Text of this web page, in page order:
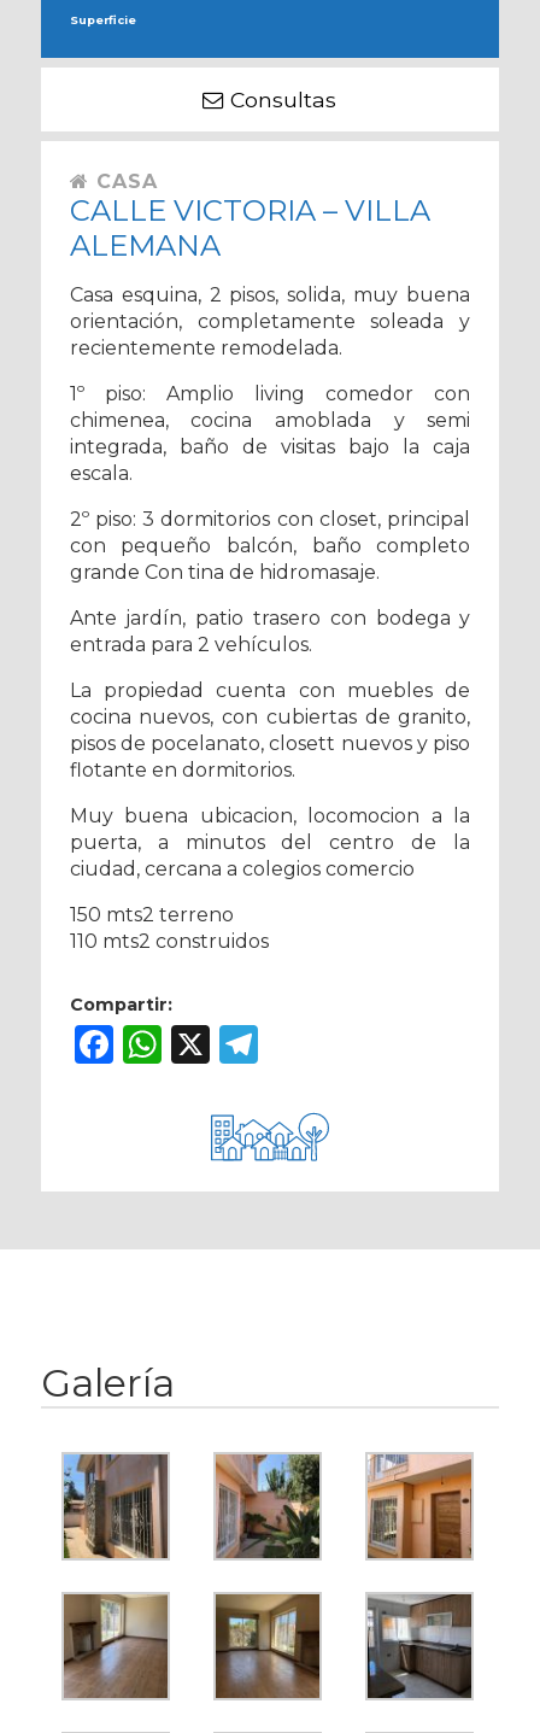
Superficie
Consultas
CASA
CALLE VICTORIA – VILLA
ALEMANA
Casa esquina, 2 pisos, solida, muy buena
orientación, completamente soleada y
recientemente remodelada.
1º piso: Amplio living comedor con
chimenea, cocina amoblada y semi
integrada, baño de visitas bajo la caja
escala.
2º piso: 3 dormitorios con closet, principal
con pequeño balcón, baño completo
grande Con tina de hidromasaje.
Ante jardín, patio trasero con bodega y
entrada para 2 vehículos.
La propiedad cuenta con muebles de
cocina nuevos, con cubiertas de granito,
pisos de pocelanato, closett nuevos y piso
flotante en dormitorios.
Muy buena ubicacion, locomocion a la
puerta, a minutos del centro de la
ciudad, cercana a colegios comercio
150 mts2 terreno
110 mts2 construidos
Compartir:
Facebook
WhatsApp
X Telegram
Galería